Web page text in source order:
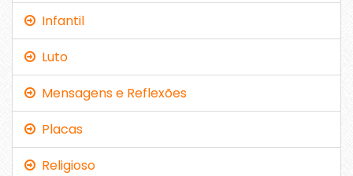
Infantil
Luto
Mensagens e Reflexões
Placas
Religioso